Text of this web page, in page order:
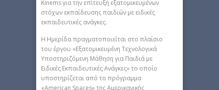
Kinems για την επίτευξη εξατομικευμένων
στόχων εκπαίδευσης παιδιών με ειδικές
εκπαιδευτικές ανάγκες.
Η Ημερίδα πραγματοποιείται στο πλαίσιο
του έργου «Εξατομικευμένη Τεχνολογικά
Υποστηριζόμενη Μάθηση για Παιδιά με
Ειδικές Εκπαιδευτικές Ανάγκες» το οποίο
υποστηρίζεται από το πρόγραμμα
«American Spaces» της Αμερικανικής